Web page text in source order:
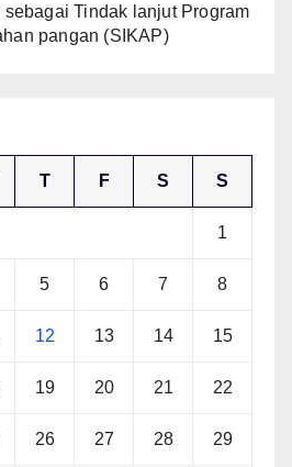
sebagai Tindak lanjut Program
pangan (SIKAP)
T F S S
1
5 6 7 8
12 13 14 15
19 20 21 22
26 27 28 29